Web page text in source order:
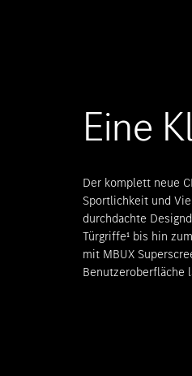
Eine
Der komplett neue
Sportlichkeit und
durchdachte
Türgriffe¹ bis hin
mit MBUX
Benutzeroberfläche